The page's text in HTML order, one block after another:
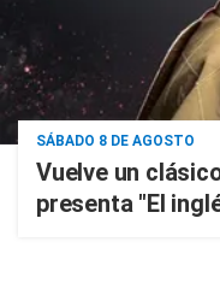
SÁBADO 8 DE AGOSTO
Vuelve un
presenta "El